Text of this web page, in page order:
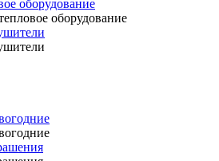
оборудование
оборудование